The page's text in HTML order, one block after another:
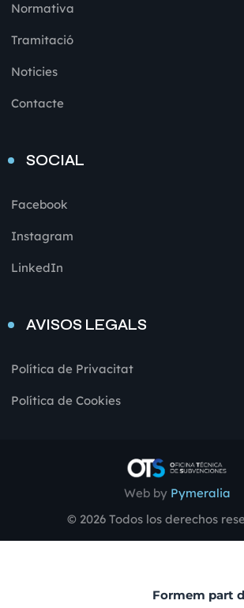
Normativa
Tramitació
Noticies
Contacte
SOCIAL
Facebook
Instagram
LinkedIn
AVISOS LEGALS
Política de Privacitat
Política de Cookies
Web by Pymeralia
© 2026 Todos los derechos
Formem part